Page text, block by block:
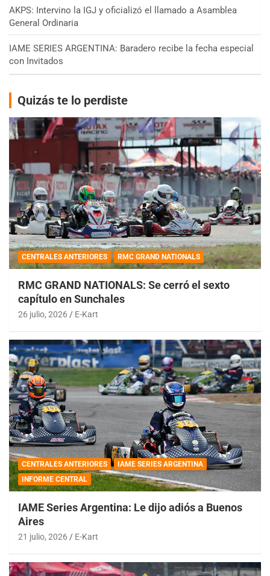
AKPS: Intervino la IGJ y oficializó el llamado a Asamblea
General Ordinaria
IAME SERIES ARGENTINA: Baradero recibe la fecha especial
con Invitados
Quizás te lo perdiste
CENTRALES ANTERIORES RMC GRAND NATIONALS
RMC GRAND NATIONALS: Se cerró el sexto
capítulo en Sunchales
26 julio, 2026 E-Kart
CENTRALES ANTERIORES
IAME SERIES ARGENTINA
INFORME CENTRAL
IAME Series Argentina: Le dijo adiós a Buenos
Aires
21 julio, 2026 E-Kart